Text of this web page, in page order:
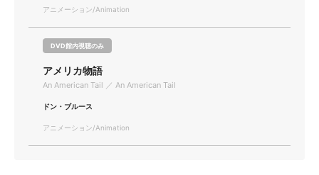
アニメーション/Animation
DVD館内視聴のみ
アメリカ物語
An American Tail ／ An American Tail
ドン・ブルース
アニメーション/Animation